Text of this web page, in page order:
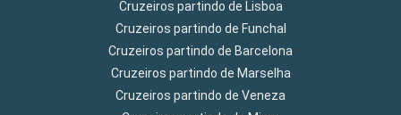
Cruzeiros partindo de Lisboa
Cruzeiros partindo de Funchal
Cruzeiros partindo de Barcelona
Cruzeiros partindo de Marselha
Cruzeiros partindo de Veneza